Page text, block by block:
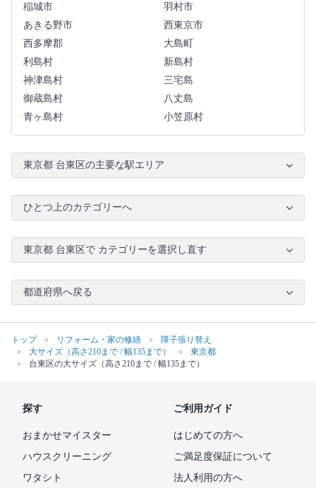
稲城市
羽村市
あきる野市
西東京市
西多摩郡
大島町
利島村
新島村
神津島村
三宅島
御蔵島村
八丈島
青ヶ島村
小笠原村
東京都 台東区の主要な駅エリア
ひとつ上のカテゴリーへ
東京都 台東区で カテゴリーを選択し直す
都道府県へ戻る
トップ リフォーム・家の修繕
障子張り替え
大サイズ（高さ210まで / 幅135まで）
東京都
台東区の大サイズ（高さ210まで / 幅135まで）
探す
おまかせマイスター
ハウスクリーニング
ワタシト
ご利用ガイド
はじめての方へ
ご満足度保証について
法人利用の方へ